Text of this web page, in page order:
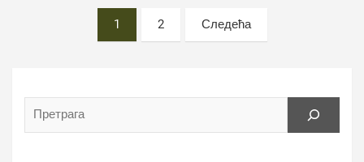
пагинатион
1 2 Следећа